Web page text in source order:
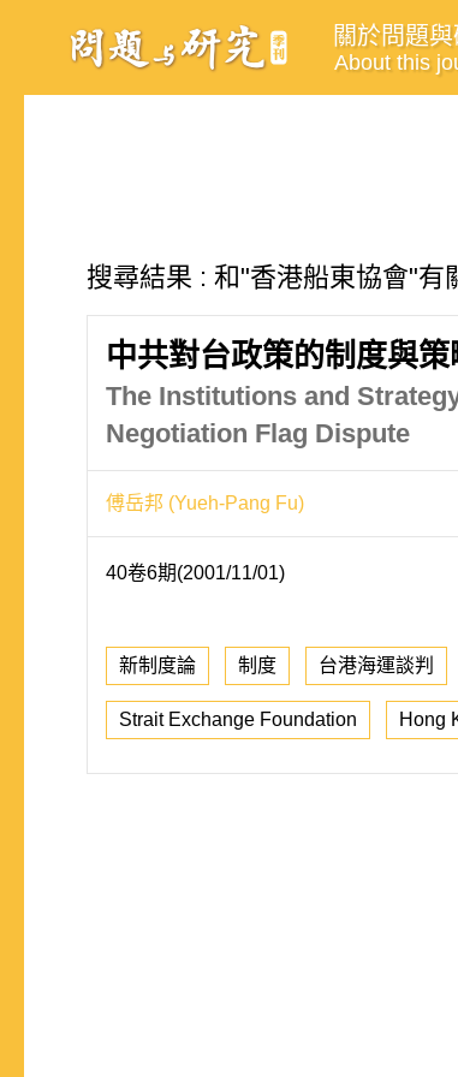
關於問題
About this
搜尋結果 : 和"香港船東協會"有
中共對台政策的制度與
The Institutions and
Negotiation Flag Dispute
傅岳邦 (Yueh-Pang Fu)
40卷6期(2001/11/01)
新制度論 制度 台港海運談判
Strait Exchange Foundation Hong